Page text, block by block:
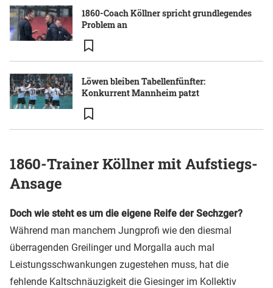
1860-Coach Köllner spricht grundlegendes
Problem an
Löwen bleiben Tabellenfünfter:
Konkurrent Mannheim patzt
1860-Trainer Köllner mit Aufstiegs-
Ansage
Doch wie steht es um die eigene Reife der Sechzger?
Während man manchem Jungprofi wie den diesmal
überragenden Greilinger und Morgalla auch mal
Leistungsschwankungen zugestehen muss, hat die
fehlende Kaltschnäuzigkeit die Giesinger im Kollektiv